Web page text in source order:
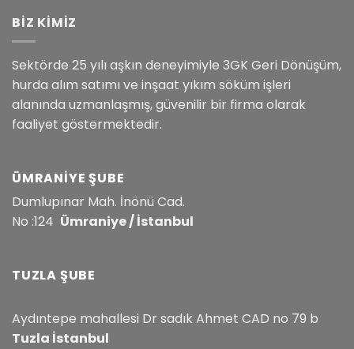
BİZ KİMİZ
Sektörde 25 yılı aşkın deneyimiyle 3GK Geri Dönüşüm,
hurda alım satımı ve inşaat yıkım söküm işleri
alanında uzmanlaşmış, güvenilir bir firma olarak
faaliyet göstermektedir.
ÜMRANIYE ŞUBE
Dumlupınar Mah. İnönü Cad.
No :124 Ümraniye / İstanbul
TUZLA ŞUBE
Aydıntepe mahallesi Dr sadık Ahmet CAD no 79 b
Tuzla İstanbul